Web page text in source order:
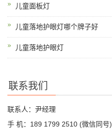
儿童面板灯
儿童落地护眼灯哪个牌子好
儿童落地护眼灯
联系我们
联系人：尹经理
手 机：189 1799 2510 (微信同号)